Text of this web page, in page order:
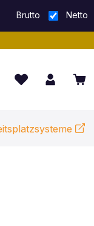
Brutto Netto